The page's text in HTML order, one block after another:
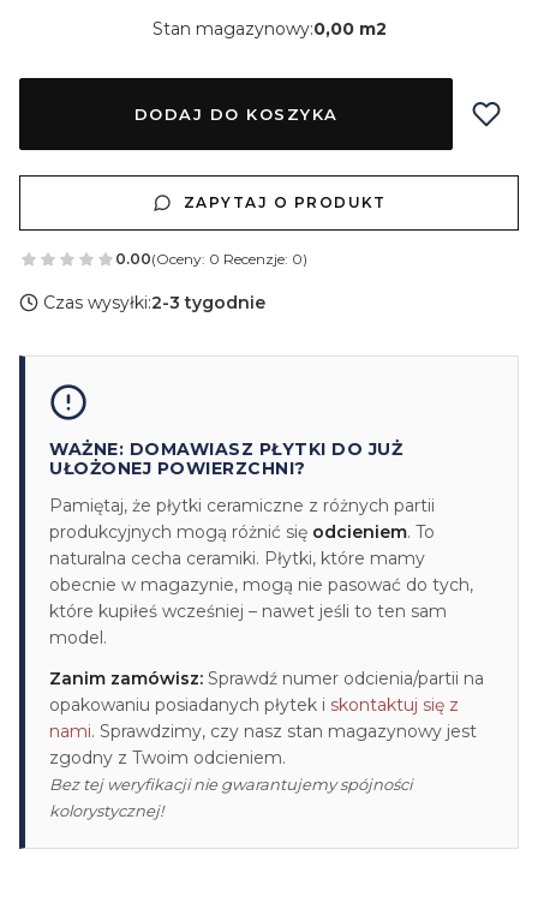
Stan magazynowy:0,00 m2
DODAJ DO KOSZYKA
ZAPYTAJ O PRODUKT
0.00(Oceny: 0 Recenzje: 0)
Czas wysyłki:2-3 tygodnie
WAŻNE: DOMAWIASZ PŁYTKI DO JUŻ
UŁOŻONEJ POWIERZCHNI?
Pamiętaj, że płytki ceramiczne z różnych partii
produkcyjnych mogą różnić się odcieniem. To
naturalna cecha ceramiki. Płytki, które mamy
obecnie w magazynie, mogą nie pasować do tych,
które kupiłeś wcześniej – nawet jeśli to ten sam
model.
Zanim zamówisz: Sprawdź numer odcienia/partii na
opakowaniu posiadanych płytek i skontaktuj się z
nami. Sprawdzimy, czy nasz stan magazynowy jest
zgodny z Twoim odcieniem.
Bez tej weryfikacji nie gwarantujemy spójności
kolorystycznej!